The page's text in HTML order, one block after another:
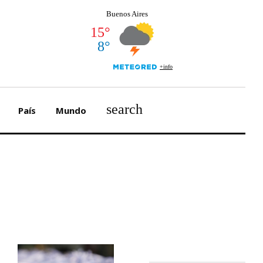
País Mundo search